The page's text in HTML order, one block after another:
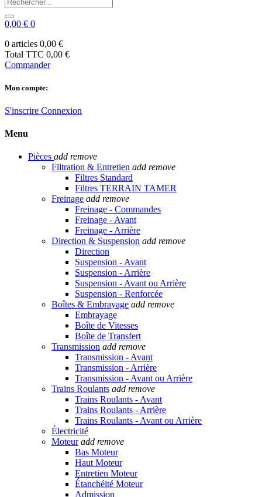
0,00 € 0
0 articles 0,00 €
Total TTC 0,00 €
Commander
Mon compte:
S'inscrire Connexion
Menu
Pièces add remove
Filtration & Entretien add remove
Filtres Standard
Filtres TERRAIN TAMER
Freinage add remove
Freinage - Commandes
Freinage - Avant
Freinage - Arrière
Direction & Suspension add remove
Direction
Suspension - Avant
Suspension - Arrière
Suspension - Avant ou Arrière
Suspension - Renforcée
Boîtes & Embrayage add remove
Embrayage
Boîte de Vitesses
Boîte de Transfert
Transmission add remove
Transmission - Avant
Transmission - Arrière
Transmission - Avant ou Arrière
Trains Roulants add remove
Trains Roulants - Avant
Trains Roulants - Arrière
Trains Roulants - Avant ou Arrière
Électricité
Moteur add remove
Bas Moteur
Haut Moteur
Entretien Moteur
Étanchéité Moteur
Admission